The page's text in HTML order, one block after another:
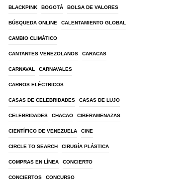
BLACKPINK BOGOTÁ BOLSA DE VALORES
BÚSQUEDA ONLINE CALENTAMIENTO GLOBAL
CAMBIO CLIMÁTICO
CANTANTES VENEZOLANOS CARACAS
CARNAVAL CARNAVALES
CARROS ELÉCTRICOS
CASAS DE CELEBRIDADES CASAS DE LUJO
CELEBRIDADES CHACAO CIBERAMENAZAS
CIENTÍFICO DE VENEZUELA CINE
CIRCLE TO SEARCH CIRUGÍA PLÁSTICA
COMPRAS EN LÍNEA CONCIERTO
CONCIERTOS CONCURSO